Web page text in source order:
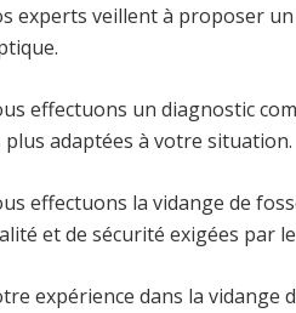
experts veillent à proposer
effectuons un diagnostic
plus adaptées à votre situation.
effectuons la vidange de
et de sécurité exigées par
expérience dans la vidange